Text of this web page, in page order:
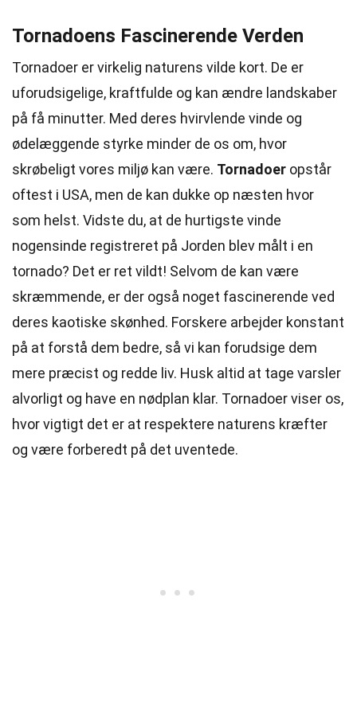
Tornadoens Fascinerende Verden
Tornadoer er virkelig naturens vilde kort. De er
uforudsigelige, kraftfulde og kan ændre landskaber
på få minutter. Med deres hvirvlende vinde og
ødelæggende styrke minder de os om, hvor
skrøbeligt vores miljø kan være. Tornadoer opstår
oftest i USA, men de kan dukke op næsten hvor
som helst. Vidste du, at de hurtigste vinde
nogensinde registreret på Jorden blev målt i en
tornado? Det er ret vildt! Selvom de kan være
skræmmende, er der også noget fascinerende ved
deres kaotiske skønhed. Forskere arbejder konstant
på at forstå dem bedre, så vi kan forudsige dem
mere præcist og redde liv. Husk altid at tage varsler
alvorligt og have en nødplan klar. Tornadoer viser os,
hvor vigtigt det er at respektere naturens kræfter
og være forberedt på det uventede.